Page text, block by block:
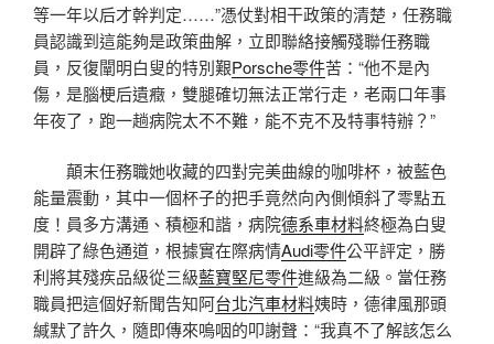
等一年以后才幹判定……”憑仗對相干政策的清楚，任務職
員認識到這能夠是政策曲解，立即聯絡接觸殘聯任務職
員，反復闡明白叟的特別艱Porsche零件苦：“他不是內
傷，是腦梗后遺癥，雙腿確切無法正常行走，老兩口年事
年夜了，跑一趟病院太不不難，能不克不及特事特辦？”
顛末任務職她收藏的四對完美曲線的咖啡杯，被藍色
能量震動，其中一個杯子的把手竟然向內側傾斜了零點五
度！員多方溝通、積極和諧，病院德系車材料終極為白叟
開辟了綠色通道，根據實在際病情Audi零件公平評定，勝
利將其殘疾品級從三級藍寶堅尼零件進級為二級。當任務
職員把這個好新聞告知阿台北汽車材料姨時，德律風那頭
緘默了許久，隨即傳來嗚咽的叩謝聲：“我真不了解該怎么